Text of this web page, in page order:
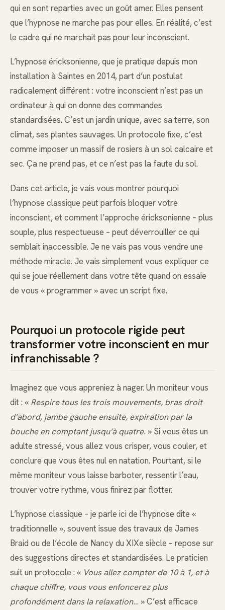
qui en sont reparties avec un goût amer. Elles pensent
que l’hypnose ne marche pas pour elles. En réalité, c’est
le cadre qui ne marchait pas pour leur inconscient.
L’hypnose éricksonienne, que je pratique depuis mon
installation à Saintes en 2014, part d’un postulat
radicalement différent : votre inconscient n’est pas un
ordinateur à qui on donne des commandes
standardisées. C’est un jardin unique, avec sa terre, son
climat, ses plantes sauvages. Un protocole fixe, c’est
comme imposer un massif de rosiers à un sol calcaire et
sec. Ça ne prend pas, et ce n’est pas la faute du sol.
Dans cet article, je vais vous montrer pourquoi
l’hypnose classique peut parfois bloquer votre
inconscient, et comment l’approche éricksonienne – plus
souple, plus respectueuse – peut déverrouiller ce qui
semblait inaccessible. Je ne vais pas vous vendre une
méthode miracle. Je vais simplement vous expliquer ce
qui se joue réellement dans votre tête quand on essaie
de vous « programmer » avec un script fixe.
Pourquoi un protocole rigide peut
transformer votre inconscient en mur
infranchissable ?
Imaginez que vous appreniez à nager. Un moniteur vous
dit : « Respire tous les trois mouvements, bras droit
d’abord, jambe gauche ensuite, expiration par la
bouche en comptant jusqu’à quatre. » Si vous êtes un
adulte stressé, vous allez vous crisper, vous couler, et
conclure que vous êtes nul en natation. Pourtant, si le
même moniteur vous laisse barboter, ressentir l’eau,
trouver votre rythme, vous finirez par flotter.
L’hypnose classique – je parle ici de l’hypnose dite «
traditionnelle », souvent issue des travaux de James
Braid ou de l’école de Nancy du XIXe siècle – repose sur
des suggestions directes et standardisées. Le praticien
suit un protocole : « Vous allez compter de 10 à 1, et à
chaque chiffre, vous vous enfoncerez plus
profondément dans la relaxation… » C’est efficace